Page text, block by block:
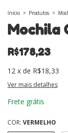
Início > Produtos >
Mochila
R$178,23
12 x de R$18,33
Ver mais detalhes
Frete grátis
COR: VERMELHO